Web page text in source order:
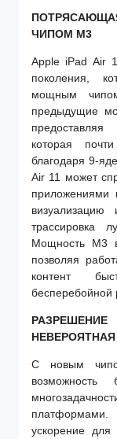
ЧИПОМ M3
Apple iPad Air
поколения,
мощным
предыдущие
предоставляя
которая
благодаря 9-
Air 11 может
приложениями
трассировка
Мощность M3
позволяя
контент
бесперебойной
С новым
ускорение для